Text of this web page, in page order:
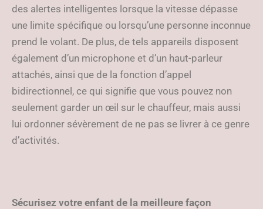
des alertes intelligentes lorsque la vitesse dépasse
une limite spécifique ou lorsqu’une personne inconnue
prend le volant. De plus, de tels appareils disposent
également d’un microphone et d’un haut-parleur
attachés, ainsi que de la fonction d’appel
bidirectionnel, ce qui signifie que vous pouvez non
seulement garder un œil sur le chauffeur, mais aussi
lui ordonner sévèrement de ne pas se livrer à ce genre
d’activités.
Sécurisez votre enfant de la meilleure façon